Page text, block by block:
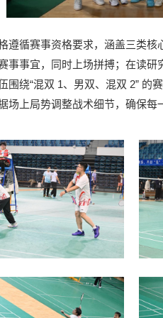
遵循赛事资格要求，涵盖三类
事事宜，同时上场拼搏；在读
围绕“混双 1、男双、混双 2”
场上局势调整战术细节，确保每